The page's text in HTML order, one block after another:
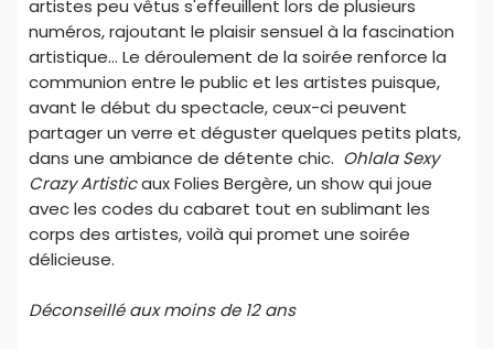
artistes peu vêtus s'effeuillent lors de plusieurs
numéros, rajoutant le plaisir sensuel à la fascination
artistique... Le déroulement de la soirée renforce la
communion entre le public et les artistes puisque,
avant le début du spectacle, ceux-ci peuvent
partager un verre et déguster quelques petits plats,
dans une ambiance de détente chic. Ohlala Sexy
Crazy Artisticaux Folies Bergère, un show qui joue
avec les codes du cabaret tout en sublimant les
corps des artistes, voilà qui promet une soirée
délicieuse.
Déconseillé aux moins de 12 ans